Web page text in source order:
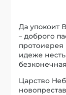
Да упокоит
– доброго
идеже
Царство